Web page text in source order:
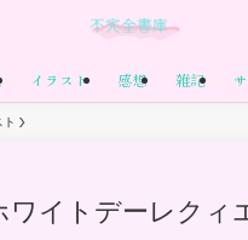
イラスト 感想 雑記
ト
ワイトデーレクィ